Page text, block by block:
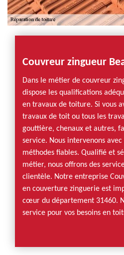
Couvreur zingueur
Dans le métier de couvreur
dispose les qualifications
en travaux de toiture. Si vous
travaux de toit ou tous les
gouttière, chenaux et autres,
service. Nous intervenons
méthodes fiables. Qualifié et
métier, nous offrons des
clientèle. Notre entreprise
en couverture zinguerie est
cœur du département 31460.
service pour vos besoins en